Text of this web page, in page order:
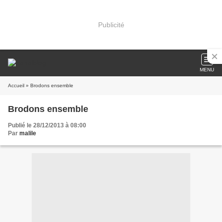
Publicité
MENU
Accueil » Brodons ensemble
Brodons ensemble
Publié le 28/12/2013 à 08:00
Par malile